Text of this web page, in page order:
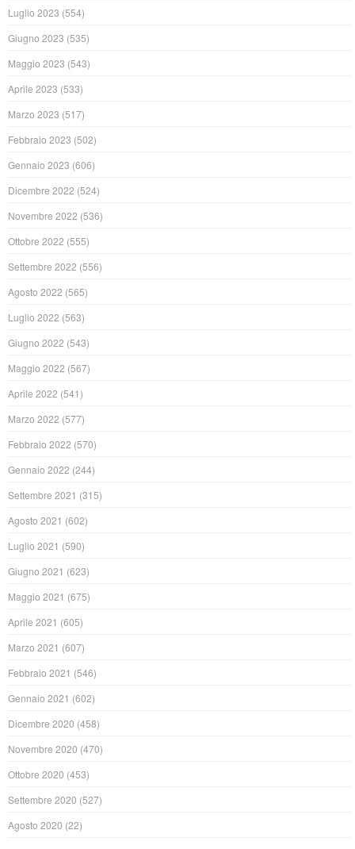
Luglio 2023 (554)
Giugno 2023 (535)
Maggio 2023 (543)
Aprile 2023 (533)
Marzo 2023 (517)
Febbraio 2023 (502)
Gennaio 2023 (606)
Dicembre 2022 (524)
Novembre 2022 (536)
Ottobre 2022 (555)
Settembre 2022 (556)
Agosto 2022 (565)
Luglio 2022 (563)
Giugno 2022 (543)
Maggio 2022 (567)
Aprile 2022 (541)
Marzo 2022 (577)
Febbraio 2022 (570)
Gennaio 2022 (244)
Settembre 2021 (315)
Agosto 2021 (602)
Luglio 2021 (590)
Giugno 2021 (623)
Maggio 2021 (675)
Aprile 2021 (605)
Marzo 2021 (607)
Febbraio 2021 (546)
Gennaio 2021 (602)
Dicembre 2020 (458)
Novembre 2020 (470)
Ottobre 2020 (453)
Settembre 2020 (527)
Agosto 2020 (22)